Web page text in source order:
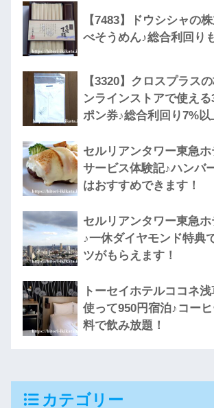
【7483】ドウシシャの
べそうめん♪総合利回り
【3320】クロスプラス
ンラインストアで使え
ポン券♪総合利回り7%以
セルリアンタワー東急
サービス体験記♪ハンバ
はおすすめできます！
セルリアンタワー東急
♪一休ダイヤモンド特典
ツがもらえます！
トーセイホテルココネ
使って950円宿泊♪コー
料で飲み放題！
カテゴリー